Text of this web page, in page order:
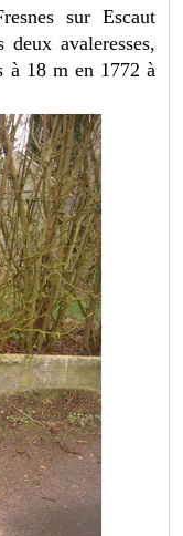
sur Escaut
avaleresses,
à 18 m en 1772 à